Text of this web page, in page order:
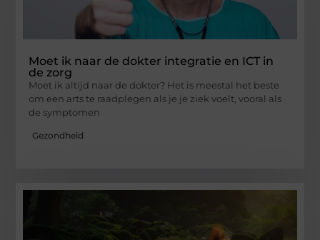
Moet ik naar de dokter integratie en ICT in
de zorg
Moet ik altijd naar de dokter? Het is meestal het beste
om een arts te raadplegen als je je ziek voelt, vooral als
de symptomen
Gezondheid